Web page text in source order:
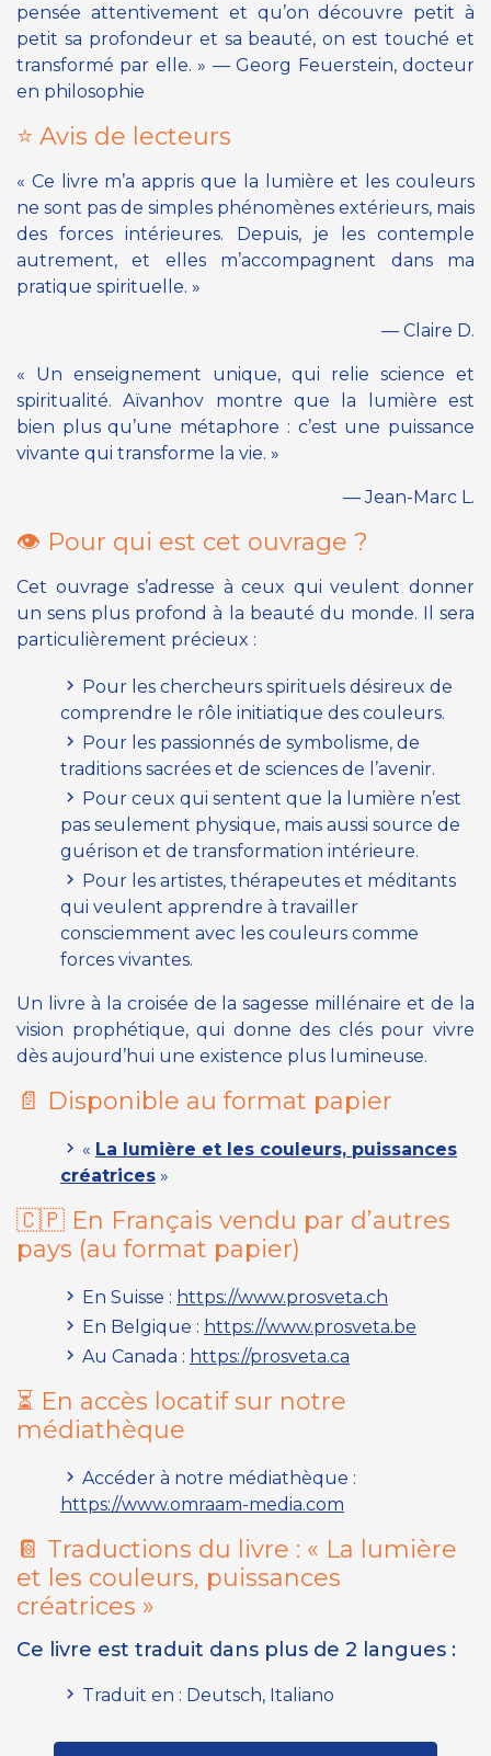
pensée attentivement et qu’on découvre petit à
petit sa profondeur et sa beauté, on est touché et
transformé par elle. » — Georg Feuerstein, docteur
en philosophie
⭐ Avis de lecteurs
« Ce livre m’a appris que la lumière et les couleurs
ne sont pas de simples phénomènes extérieurs, mais
des forces intérieures. Depuis, je les contemple
autrement, et elles m’accompagnent dans ma
pratique spirituelle. »
— Claire D.
« Un enseignement unique, qui relie science et
spiritualité. Aïvanhov montre que la lumière est
bien plus qu’une métaphore : c’est une puissance
vivante qui transforme la vie. »
— Jean-Marc L.
👁 Pour qui est cet ouvrage ?
Cet ouvrage s’adresse à ceux qui veulent donner
un sens plus profond à la beauté du monde. Il sera
particulièrement précieux :
Pour les chercheurs spirituels désireux de
comprendre le rôle initiatique des couleurs.
Pour les passionnés de symbolisme, de
traditions sacrées et de sciences de l’avenir.
Pour ceux qui sentent que la lumière n’est
pas seulement physique, mais aussi source de
guérison et de transformation intérieure.
Pour les artistes, thérapeutes et méditants
qui veulent apprendre à travailler
consciemment avec les couleurs comme
forces vivantes.
Un livre à la croisée de la sagesse millénaire et de la
vision prophétique, qui donne des clés pour vivre
dès aujourd’hui une existence plus lumineuse.
📄 Disponible au format papier
« La lumière et les couleurs, puissances
créatrices »
🇨🇵 En Français vendu par d’autres
pays (au format papier)
En Suisse : https://www.prosveta.ch
En Belgique : https://www.prosveta.be
Au Canada : https://prosveta.ca
⏳ En accès locatif sur notre
médiathèque
Accéder à notre médiathèque :
https://www.omraam-media.com
📔 Traductions du livre : « La lumière
et les couleurs, puissances
créatrices »
Ce livre est traduit dans plus de 2 langues :
Traduit en : Deutsch, Italiano